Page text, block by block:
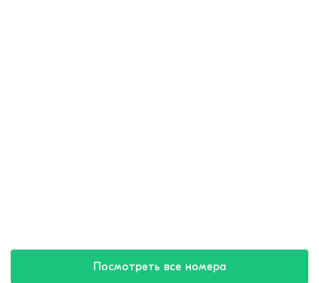
Посмотреть все номера